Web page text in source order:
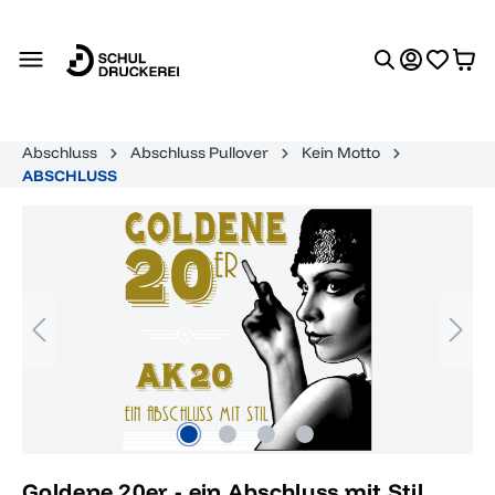
Abschluss Abschluss Pullover
Kein Motto
ABSCHLUSS
Bildergalerie überspringen